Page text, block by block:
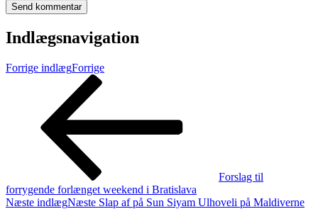
Indlægsnavigation
Forrige indlægForrige
Forslag til
forrygende forlænget weekend i Bratislava
Næste indlægNæste Slap af på Sun Siyam Ulhoveli på Maldiverne